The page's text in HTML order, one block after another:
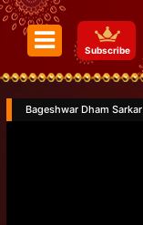
Subscribe
Bageshwar Dham Sarkar